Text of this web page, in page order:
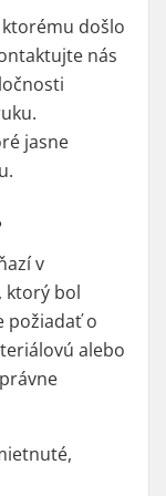
došlo
nás
jasne
v
ktorý bol
požiadať o
alebo